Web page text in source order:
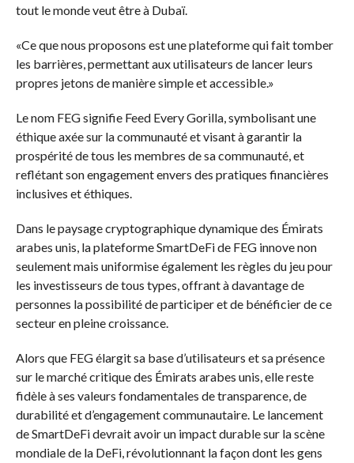
tout le monde veut être à Dubaï.
«Ce que nous proposons est une plateforme qui fait tomber
les barrières, permettant aux utilisateurs de lancer leurs
propres jetons de manière simple et accessible.»
Le nom FEG signifie Feed Every Gorilla, symbolisant une
éthique axée sur la communauté et visant à garantir la
prospérité de tous les membres de sa communauté, et
reflétant son engagement envers des pratiques financières
inclusives et éthiques.
Dans le paysage cryptographique dynamique des Émirats
arabes unis, la plateforme SmartDeFi de FEG innove non
seulement mais uniformise également les règles du jeu pour
les investisseurs de tous types, offrant à davantage de
personnes la possibilité de participer et de bénéficier de ce
secteur en pleine croissance.
Alors que FEG élargit sa base d’utilisateurs et sa présence
sur le marché critique des Émirats arabes unis, elle reste
fidèle à ses valeurs fondamentales de transparence, de
durabilité et d’engagement communautaire. Le lancement
de SmartDeFi devrait avoir un impact durable sur la scène
mondiale de la DeFi, révolutionnant la façon dont les gens